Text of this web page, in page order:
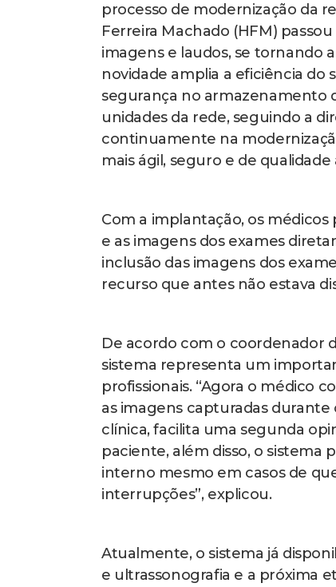
processo de modernização da
Ferreira Machado (HFM)
imagens e laudos, se tornando
novidade amplia a eficiência
segurança no armazenamento
unidades da rede, seguindo a
continuamente na
mais ágil, seguro e de
Com a implantação, os
e as imagens dos exames
inclusão das imagens dos
recurso que antes não estava
De acordo com o coordenador
sistema representa um
profissionais. “Agora o médico
as imagens capturadas durante
clínica, facilita uma segunda
paciente, além disso, o
interno mesmo em casos de
interrupções”, explicou.
Atualmente, o sistema já
e ultrassonografia e a próxima